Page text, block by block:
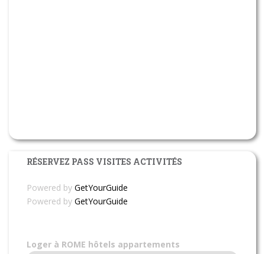
RÉSERVEZ PASS VISITES ACTIVITÉS
Powered by GetYourGuide
Powered by GetYourGuide
Loger à ROME hôtels appartements